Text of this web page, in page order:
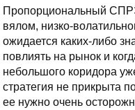
Пропорциональный
вялом, низко-
ожидается каких-либо
повлиять на рынок и
небольшого коридора
стратегия не прикрыта
ее нужно очень